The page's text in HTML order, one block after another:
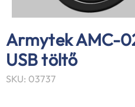
Armytek AMC-
USB töltő
SKU: 03737